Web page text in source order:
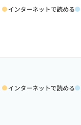
インターネットで読める
インターネットで読める